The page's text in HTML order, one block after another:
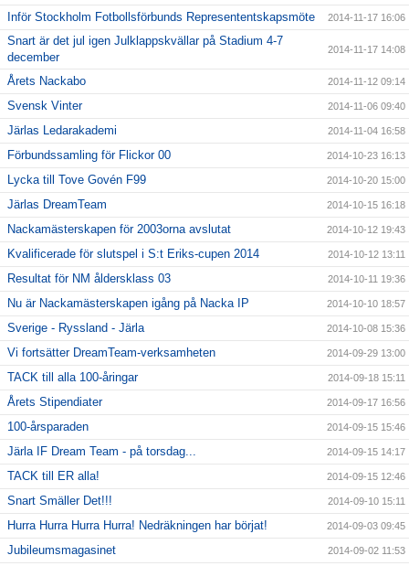
Inför Stockholm Fotbollsförbunds Represententskapsmöte 2014-11-17 16:06
Snart är det jul igen Julklappskvällar på Stadium 4-7
december
2014-11-17 14:08
Årets Nackabo 2014-11-12 09:14
Svensk Vinter 2014-11-06 09:40
Järlas Ledarakademi 2014-11-04 16:58
Förbundssamling för Flickor 00 2014-10-23 16:13
Lycka till Tove Govén F99 2014-10-20 15:00
Järlas DreamTeam 2014-10-15 16:18
Nackamästerskapen för 2003orna avslutat 2014-10-12 19:43
Kvalificerade för slutspel i S:t Eriks-cupen 2014 2014-10-12 13:11
Resultat för NM åldersklass 03 2014-10-11 19:36
Nu är Nackamästerskapen igång på Nacka IP 2014-10-10 18:57
Sverige - Ryssland - Järla 2014-10-08 15:36
Vi fortsätter DreamTeam-verksamheten 2014-09-29 13:00
TACK till alla 100-åringar 2014-09-18 15:11
Årets Stipendiater 2014-09-17 16:56
100-årsparaden 2014-09-15 15:46
Järla IF Dream Team - på torsdag... 2014-09-15 14:17
TACK till ER alla! 2014-09-15 12:46
Snart Smäller Det!!! 2014-09-10 15:11
Hurra Hurra Hurra Hurra! Nedräkningen har börjat! 2014-09-03 09:45
Jubileumsmagasinet 2014-09-02 11:53